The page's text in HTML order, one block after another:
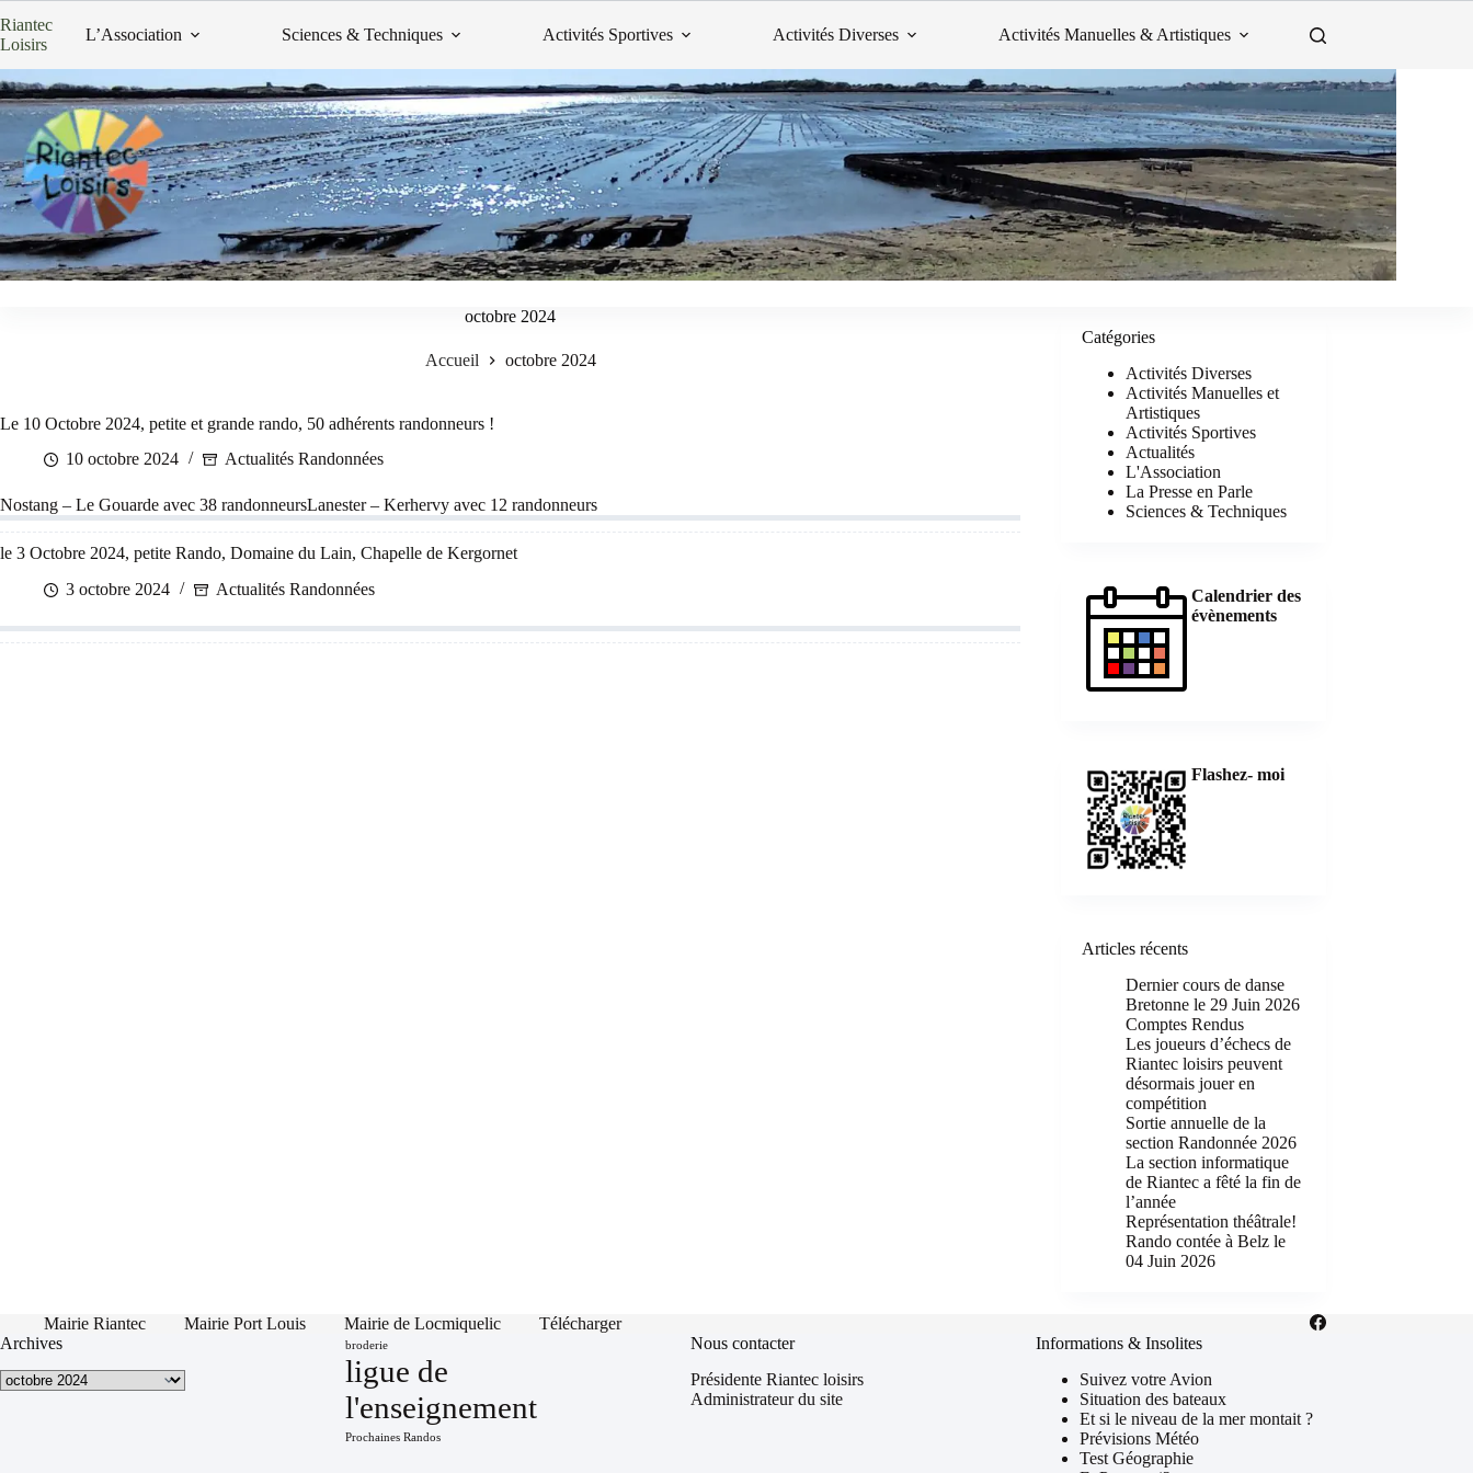
au
contenu
Riantec
Loisirs
L’Association Sciences & Techniques Activités Sportives Activités Diverses Activités Manuelles & Artistiques
octobre 2024
Accueil octobre 2024
Le 10 Octobre 2024, petite et grande rando, 50 adhérents randonneurs !
10 octobre 2024
Actualités Randonnées
Nostang – Le Gouarde avec 38 randonneursLanester – Kerhervy avec 12 randonneurs
le 3 Octobre 2024, petite Rando, Domaine du Lain, Chapelle de Kergornet
3 octobre 2024
Actualités Randonnées
Catégories
Activités Diverses
Activités Manuelles et
Artistiques
Activités Sportives
Actualités
L'Association
La Presse en Parle
Sciences & Techniques
Calendrier des
évènements
Flashez- moi
Articles récents
Dernier cours de danse
Bretonne le 29 Juin 2026
Comptes Rendus
Les joueurs d’échecs de
Riantec loisirs peuvent
désormais jouer en
compétition
Sortie annuelle de la
section Randonnée 2026
La section informatique
de Riantec a fêté la fin de
l’année
Représentation théâtrale!
Rando contée à Belz le
04 Juin 2026
Mairie Riantec Mairie Port Louis Mairie de Locmiquelic
Télécharger
Archives
Archives
broderie
ligue de
l'enseignement
Prochaines Randos
Nous contacter
Présidente Riantec loisirs
Administrateur du site
Informations & Insolites
Suivez votre Avion
Situation des bateaux
Et si le niveau de la mer montait ?
Prévisions Météo
Test Géographie